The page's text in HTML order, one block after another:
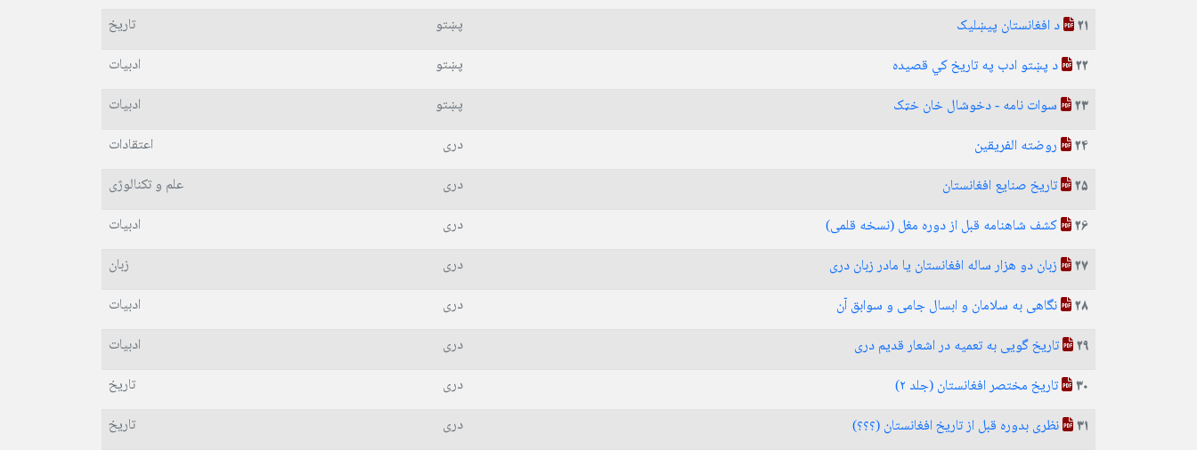
21 د افغانستان پیښلیک پښتو تاریخ
22 د پښتو ادب په تاریخ کي قصیده پښتو ادبیات
23 سوات نامه - دخوشال خان خټک پښتو ادبیات
24 روضته الفریقین دری اعتقادات
25 تاریخ صنایع افغانستان دری علم و تکنالوژی
26 کشف شاهنامه قبل از دوره مغل (نسخه قلمی) دری ادبیات
27 زبان دو هزار ساله افغانستان یا مادر زبان دری دری زبان
28 نگاهی به سلامان و ابسال جامی و سوابق آن دری ادبیات
29 تاریخ گویی به تعمیه در اشعار قدیم دری دری ادبیات
30 تاریخ مختصر افغانستان (جلد ۲) دری تاریخ
31 نظری بدوره قبل از تاریخ افغانستان (؟؟؟) دری تاریخ